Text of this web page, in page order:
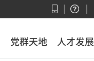
党群天地 人才发展
党群天地 人才发展